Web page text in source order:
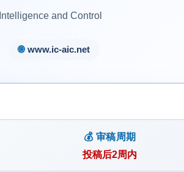
and Control
🌐 www.ic-aic.net
💰 审稿周期
投稿后2周内